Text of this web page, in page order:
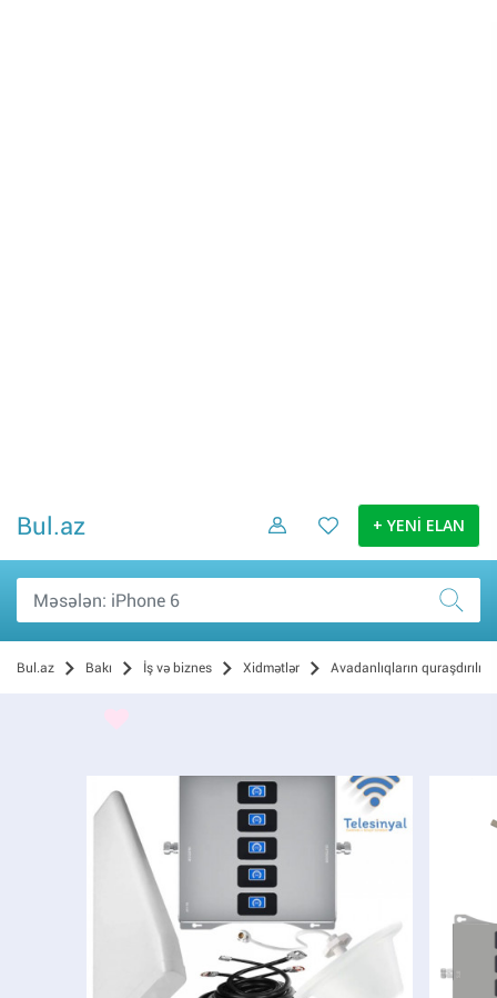
Bul.az + YENİ ELAN
Bul.az Bakı İş və biznes Xidmətlər Avadanlıqların